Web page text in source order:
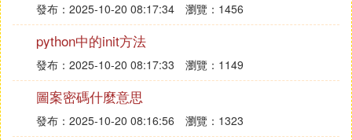
④ linux mail伺服器怎麼用
一、概述：
在配置郵件伺服器之前，先解釋幾個概念。
通常使用Email都很容易，但是Internet的郵件系統是
通過幾個復雜的部分連接而成的，對於最終用戶而
發布：2025-10-20 08:17:34 瀏覽：1456
python中的init方法
發布：2025-10-20 08:17:33 瀏覽：1149
圖案密碼什麼意思
發布：2025-10-20 08:16:56 瀏覽：1323